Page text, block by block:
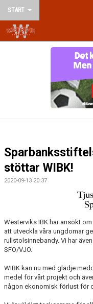
START
KALENDER
MATCHER
TRÄNINGSTIDER
DOKUMENT
INFORMATION
stöttar WIBK!
2020-09-13 20:37
Westerviks IBK har ansökt
att utveckla våra ungdomar
rullstolsinnebandy. Vi har
SFO/VJO.
WIBK kan nu med glädje
medel för vårt projekt och
någon ekonomisk förlust för